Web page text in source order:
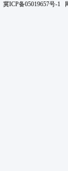
冀ICP备05019657号-1网